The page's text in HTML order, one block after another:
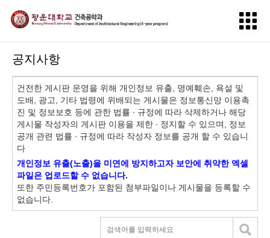
공지사항
건전한 게시판 운영을 위해 개인정보 유출, 명예훼손, 욕설 및
도배, 광고, 기타 법령에 위배되는 게시물은 정보통신망 이용촉
진 및 정보보호 등에 관한 법률 ∙ 규정에 따라 삭제하거나 해당
게시물 작성자의 게시판 이용을 제한 ∙ 정지할 수 있으며, 정보
공개 관련 법률 ∙ 규정에 따라 작성자 정보를 공개 할 수 있습니
다
개인정보 유출(노출)을 미연에 방지하고자 보안에 취약한 엑셀
파일은 업로드할 수 없습니다.
또한 주민등록번호가 포함된 첨부파일이나 게시물을 등록할 수
없습니다.